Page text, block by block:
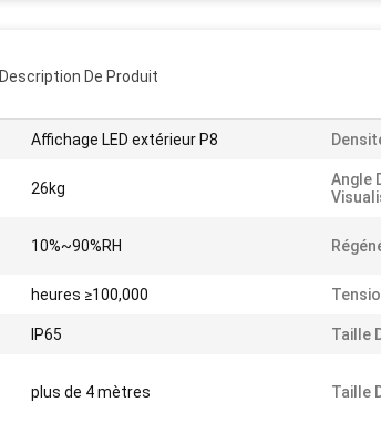
Description De Produit
Affichage LED extérieur P8
26kg
Angle
10%~90%RH
heures ≥100,000
IP65 Taille
plus de 4 mètres Taille